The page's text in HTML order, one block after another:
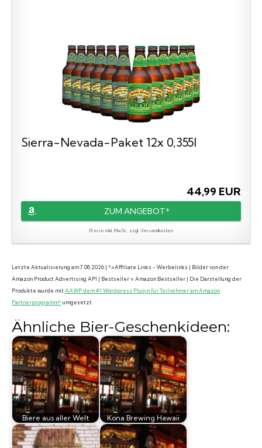
Sierra-Nevada-Paket 12x 0,355l
44,99 EUR
ZUM ANGEBOT*
Preise inkl. MwSt., zzgl. Versandkosten
Letzte Aktualisierung am 7.08.2026 | *=Affiliate Links - Werbelinks | Bilder von der
Amazon Product Advertising API | Bestseller = Amazon Bestseller | Die Darstellung der
Produkte wurde mitAAWP dem #1 Wordpress Plugin für Teilnehmer am Amazon
Partnerprogramm* umgesetzt.
Ähnliche Bier-Geschenkideen:
Biere aus aller Welt Kona Brewing Hawaii